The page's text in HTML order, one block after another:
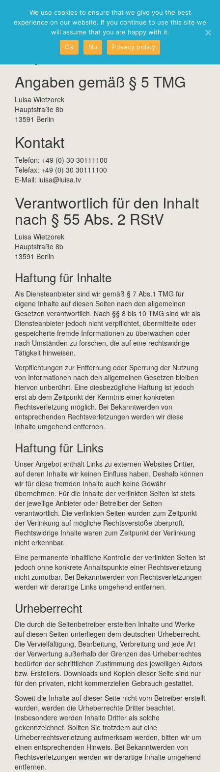
Impressum
Angaben gemäß § 5 TMG
Luisa Wietzorek
Hauptstraße 8b
13591 Berlin
Kontakt
Telefon: +49 (0) 30 30111100
Telefax: +49 (0) 30 30111100
E-Mail: luisa@luisa.tv
Verantwortlich für den Inhalt
nach § 55 Abs. 2 RStV
Luisa Wietzorek
Hauptstraße 8b
13591 Berlin
Haftung für Inhalte
Als Diensteanbieter sind wir gemäß § 7 Abs.1 TMG für
eigene Inhalte auf diesen Seiten nach den allgemeinen
Gesetzen verantwortlich. Nach §§ 8 bis 10 TMG sind wir als
Diensteanbieter jedoch nicht verpflichtet, übermittelte oder
gespeicherte fremde Informationen zu überwachen oder
nach Umständen zu forschen, die auf eine rechtswidrige
Tätigkeit hinweisen.
Verpflichtungen zur Entfernung oder Sperrung der Nutzung
von Informationen nach den allgemeinen Gesetzen bleiben
hiervon unberührt. Eine diesbezügliche Haftung ist jedoch
erst ab dem Zeitpunkt der Kenntnis einer konkreten
Rechtsverletzung möglich. Bei Bekanntwerden von
entsprechenden Rechtsverletzungen werden wir diese
Inhalte umgehend entfernen.
Haftung für Links
Unser Angebot enthält Links zu externen Websites Dritter,
auf deren Inhalte wir keinen Einfluss haben. Deshalb können
wir für diese fremden Inhalte auch keine Gewähr
übernehmen. Für die Inhalte der verlinkten Seiten ist stets
der jeweilige Anbieter oder Betreiber der Seiten
verantwortlich. Die verlinkten Seiten wurden zum Zeitpunkt
der Verlinkung auf mögliche Rechtsverstöße überprüft.
Rechtswidrige Inhalte waren zum Zeitpunkt der Verlinkung
nicht erkennbar.
Eine permanente inhaltliche Kontrolle der verlinkten Seiten ist
jedoch ohne konkrete Anhaltspunkte einer Rechtsverletzung
nicht zumutbar. Bei Bekanntwerden von Rechtsverletzungen
werden wir derartige Links umgehend entfernen.
Urheberrecht
Die durch die Seitenbetreiber erstellten Inhalte und Werke
auf diesen Seiten unterliegen dem deutschen Urheberrecht.
Die Vervielfältigung, Bearbeitung, Verbreitung und jede Art
der Verwertung außerhalb der Grenzen des Urheberrechtes
bedürfen der schriftlichen Zustimmung des jeweiligen Autors
bzw. Erstellers. Downloads und Kopien dieser Seite sind nur
für den privaten, nicht kommerziellen Gebrauch gestattet.
Soweit die Inhalte auf dieser Seite nicht vom Betreiber erstellt
wurden, werden die Urheberrechte Dritter beachtet.
Insbesondere werden Inhalte Dritter als solche
gekennzeichnet. Sollten Sie trotzdem auf eine
Urheberrechtsverletzung aufmerksam werden, bitten wir um
einen entsprechenden Hinweis. Bei Bekanntwerden von
Rechtsverletzungen werden wir derartige Inhalte umgehend
entfernen.
We use cookies to ensure that we give you the best
experience on our website. If you continue to use this site we
will assume that you are happy with it.
Ok
No Privacy policy